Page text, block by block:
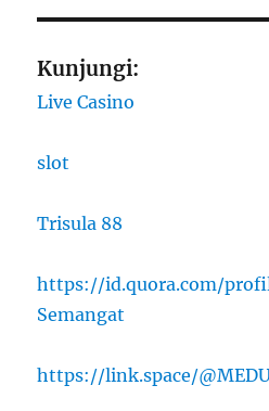
Kunjungi:
Live Casino
slot
Trisula 88
https://id.quora.com/
Semangat
https://link.space/